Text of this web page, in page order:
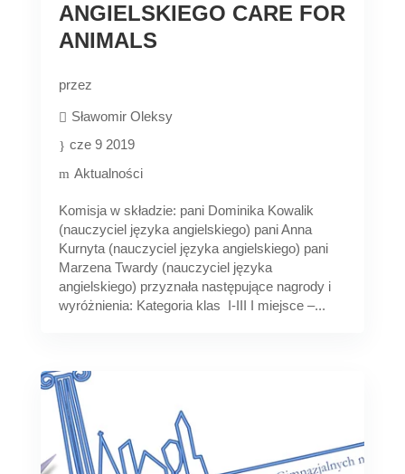
ANGIELSKIEGO CARE FOR
ANIMALS
przez
Sławomir Oleksy
cze 9 2019
Aktualności
Komisja w składzie: pani Dominika Kowalik
(nauczyciel języka angielskiego) pani Anna
Kurnyta (nauczyciel języka angielskiego) pani
Marzena Twardy (nauczyciel języka
angielskiego) przyznała następujące nagrody i
wyróżnienia: Kategoria klas I-III I miejsce –...